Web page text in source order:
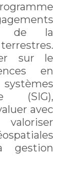
de la
sur le
en
(SIG),
avec
gestion